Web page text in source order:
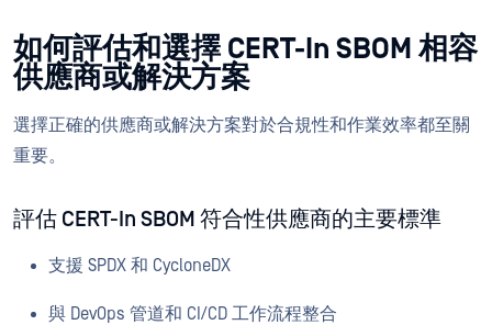
如何評估和選擇 CERT-In SBOM 相容
供應商或解決方案
選擇正確的供應商或解決方案對於合規性和作業效率都至關
重要。
評估 CERT-In SBOM 符合性供應商的主要標準
支援 SPDX 和 CycloneDX
與 DevOps 管道和 CI/CD 工作流程整合